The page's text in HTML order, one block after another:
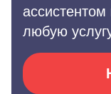
любую